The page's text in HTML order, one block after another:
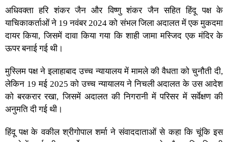
अधिवक्ता हरि शंकर जैन और विष्णु शंकर जैन सहित हिंदू पक्ष के
याचिकाकर्ताओं ने 19 नवंबर 2024 को संभल जिला अदालत में एक मुकदमा
दायर किया, जिसमें दावा किया गया कि शाही जामा मस्जिद एक मंदिर के
ऊपर बनाई गई थी।
मुस्लिम पक्ष ने इलाहाबाद उच्च न्यायालय में मामले की वैधता को चुनौती दी,
लेकिन 19 मई 2025 को उच्च न्यायालय ने निचली अदालत के उस आदेश
को बरकरार रखा, जिसमें अदालत की निगरानी में परिसर में सर्वेक्षण की
अनुमति दी गई थी।
हिंदू पक्ष के वकील श्रीगोपाल शर्मा ने संवाददाताओं से कहा कि चूंकि इस